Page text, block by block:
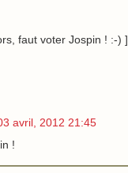
faut voter Jospin ! :-) ].
avril, 2012 21:45
!